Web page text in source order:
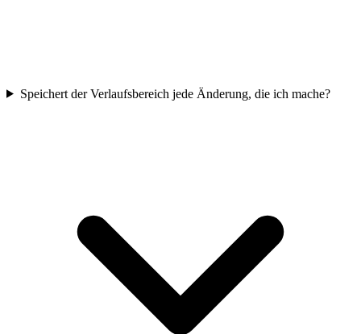
Speichert der Verlaufsbereich jede Änderung, die ich mache?